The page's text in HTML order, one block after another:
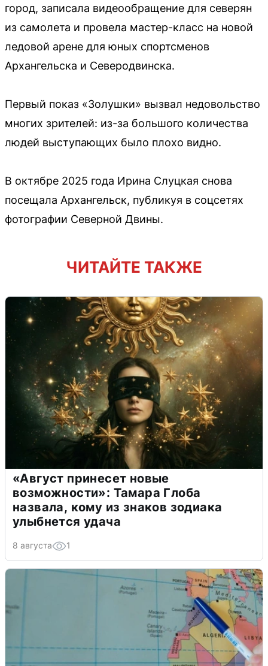
город, записала видеообращение для северян
из самолета и провела мастер-класс на новой
ледовой арене для юных спортсменов
Архангельска и Северодвинска.
Первый показ «Золушки» вызвал недовольство
многих зрителей: из-за большого количества
людей выступающих было плохо видно.
В октябре 2025 года Ирина Слуцкая снова
посещала Архангельск, публикуя в соцсетях
фотографии Северной Двины.
ЧИТАЙТЕ ТАКЖЕ
«Август принесет новые
возможности»: Тамара Глоба
назвала, кому из знаков зодиака
улыбнется удача
8 августа 1